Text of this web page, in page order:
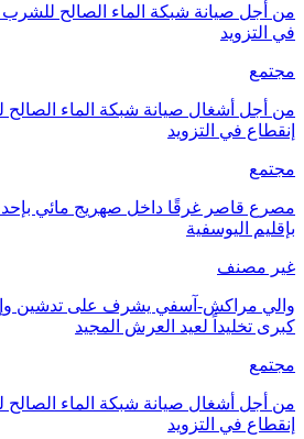
من أجل صيانة شبكة الماء الصالح
في التزويد
مجتمع
من أجل أشغال صيانة شبكة الماء
إنقطاع في التزويد
مجتمع
مصرع قاصر غرقًا داخل صهريج مائي
بإقليم اليوسفية
غير مصنف
والي مراكش-آسفي يشرف على تدشين
كبرى تخليداً لعيد العرش المجيد
مجتمع
من أجل أشغال صيانة شبكة الماء
إنقطاع في التزويد